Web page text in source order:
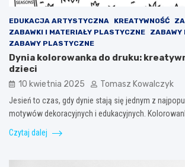
EDUKACJA ARTYSTYCZNA KREATYWNOŚĆ
ZABAWKI I MATERIAŁY PLASTYCZNE
ZABAWY
ZABAWY PLASTYCZNE
Dynia kolorowanka do druku:
dzieci
10 kwietnia 2025 Tomasz Kowalczyk
Jesień to czas, gdy dynie stają się jednym z
motywów dekoracyjnych i edukacyjnych.
Czytaj dalej